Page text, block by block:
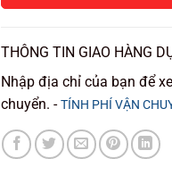
THÔNG TIN GIAO HÀNG
Nhập địa chỉ của bạn để
chuyển. -TÍNH PHÍ VẬN